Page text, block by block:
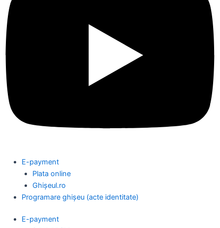
E-payment
Plata online
Ghișeul.ro
Programare ghișeu (acte identitate)
E-payment